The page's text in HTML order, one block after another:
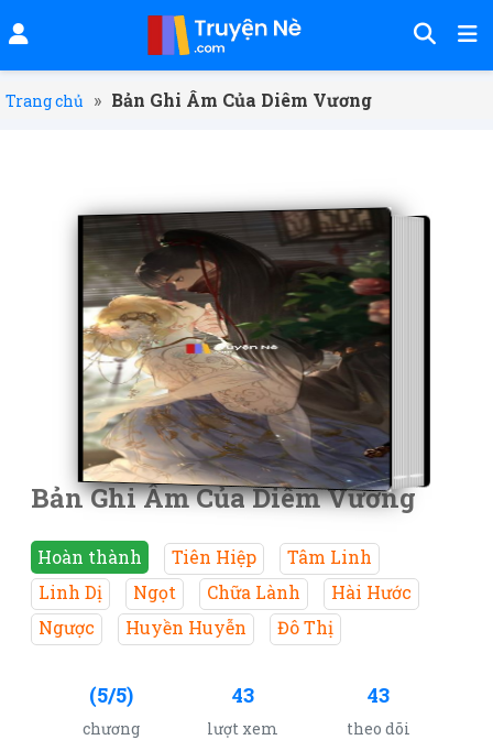
Trang chủ » Bản Ghi Âm Của Diêm Vương
Bản Ghi Âm Của Diêm Vương
Hoàn thành Tiên Hiệp
Tâm Linh
Linh Dị
Ngọt Chữa Lành
Hài Hước
Ngược
Huyền Huyễn Đô Thị
(5/5)
chương
43
lượt xem
43
theo dõi